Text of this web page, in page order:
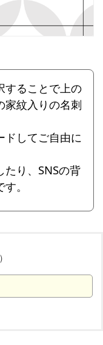
することで上の
家紋入りの名刺
ドしてご自由に
たり、SNSの背
。